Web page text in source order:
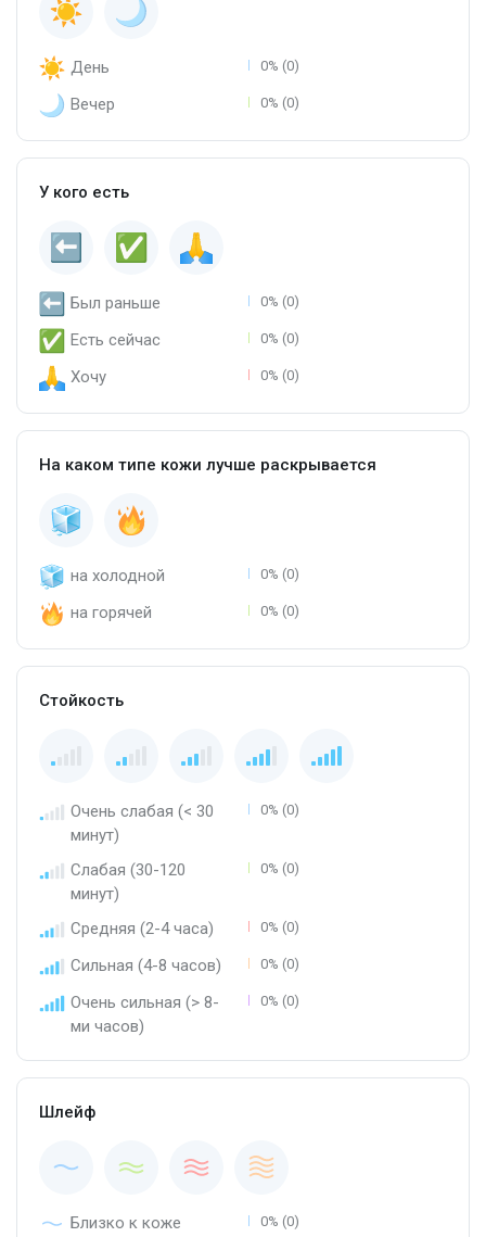
День 0% (0)
Вечер 0% (0)
У кого есть
Был раньше 0% (0)
Есть сейчас 0% (0)
Хочу 0% (0)
На каком типе кожи лучше раскрывается
на холодной 0% (0)
на горячей 0% (0)
Стойкость
Очень слабая (< 30
минут)
0% (0)
Слабая (30-120
минут)
0% (0)
Средняя (2-4 часа) 0% (0)
Сильная (4-8 часов) 0% (0)
Очень сильная (> 8-
ми часов)
0% (0)
Шлейф
Близко к коже 0% (0)